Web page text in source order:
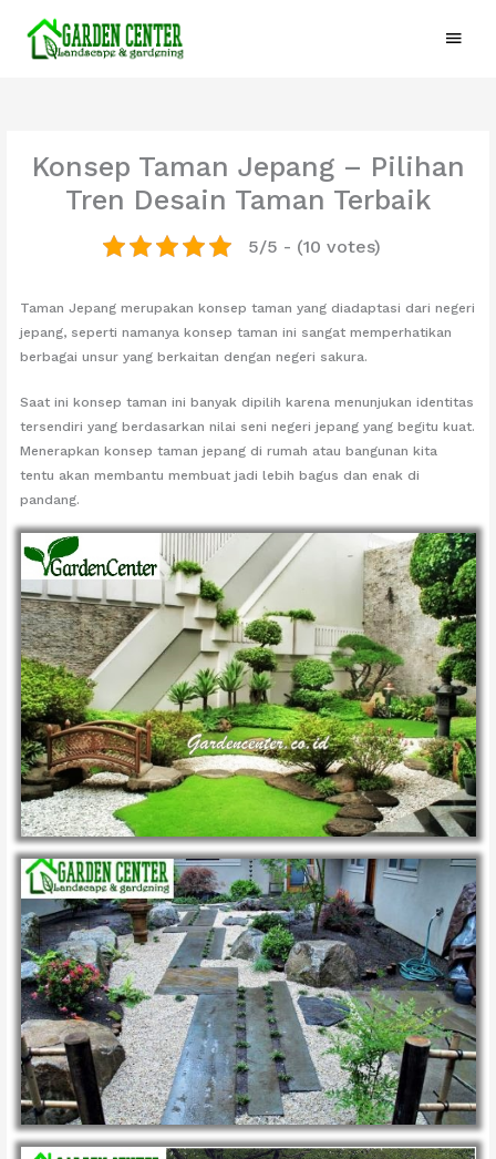
konten
Menu
Konsep Taman Jepang – Pilihan
Tren Desain Taman Terbaik
5/5 - (10 votes)
Taman Jepang merupakan konsep taman yang diadaptasi dari negeri
jepang, seperti namanya konsep taman ini sangat memperhatikan
berbagai unsur yang berkaitan dengan negeri sakura.
Saat ini konsep taman ini banyak dipilih karena menunjukan identitas
tersendiri yang berdasarkan nilai seni negeri jepang yang begitu kuat.
Menerapkan konsep taman jepang di rumah atau bangunan kita
tentu akan membantu membuat jadi lebih bagus dan enak di
pandang.